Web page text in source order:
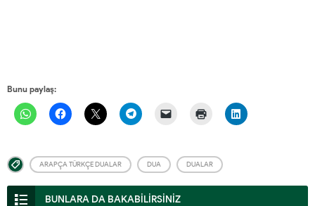
Bunu paylaş:
ARAPÇA TÜRKÇE DUALAR DUA DUALAR
BUNLARA DA BAKABİLİRSİNİZ